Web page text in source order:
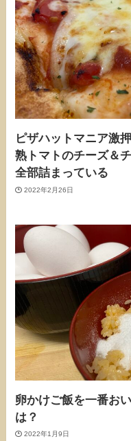
ピザハットマニア激
熟トマトのチーズ＆
全部詰まっている
2022年2月26日
卵かけご飯を一番お
は？
2022年1月9日